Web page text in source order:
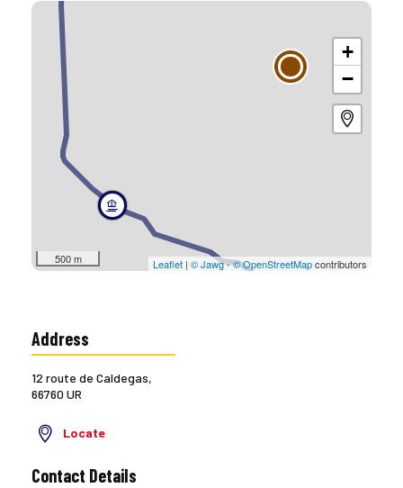
+
−
500 m Leaflet | © Jawg-© OpenStreetMapcontributors
Address
12 route de Caldegas,
66760 UR
Locate
Contact Details